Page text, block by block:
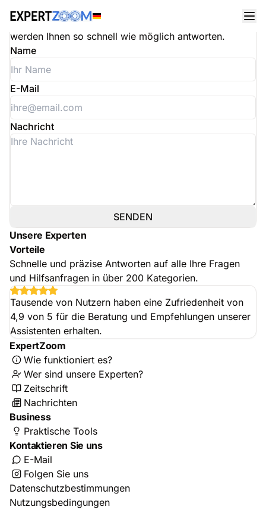
Kontaktieren Sie uns
Füllen Sie das untenstehende Formular aus und wir
werden Ihnen so schnell wie möglich antworten.
Name
E-Mail
Nachricht
SENDEN
Unsere Experten
Vorteile
Schnelle und präzise Antworten auf alle Ihre Fragen
und Hilfsanfragen in über 200 Kategorien.
Tausende von Nutzern haben eine Zufriedenheit von
4,9 von 5 für die Beratung und Empfehlungen unserer
Assistenten erhalten.
ExpertZoom
Wie funktioniert es?
Wer sind unsere Experten?
Zeitschrift
Nachrichten
Business
Praktische Tools
Kontaktieren Sie uns
E-Mail
Folgen Sie uns
Datenschutzbestimmungen
Nutzungsbedingungen